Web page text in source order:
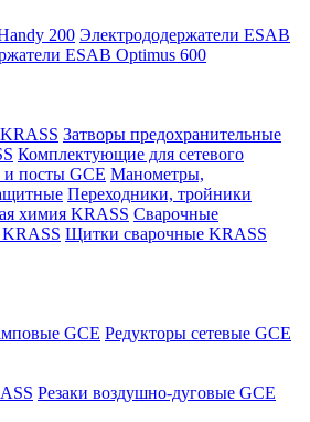
200 Электрододержатели ESAB
ESAB Optimus 600
Затворы предохранительные
Комплектующие для сетевого
посты GCE Манометры,
Переходники, тройники
химия KRASS Сварочные
KRASS Щитки сварочные KRASS
GCE Редукторы сетевые GCE
Резаки воздушно-дуговые GCE